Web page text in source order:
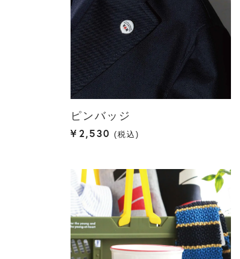
ピンバッジ
¥2,530 税込